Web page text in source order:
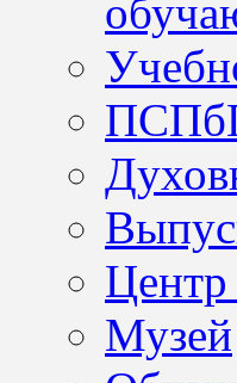
Центр
Музей